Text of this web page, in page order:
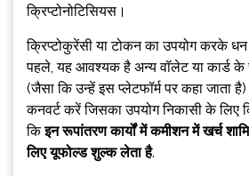
क्रिप्टोनोटिसियस।
क्रिप्टोकुरेंसी या टोकन का उपयोग करके
पहले, यह आवश्यक है अन्य वॉलेट या कार्ड
(जैसा कि उन्हें इस प्लेटफॉर्म पर कहा जाता
कनवर्ट करें जिसका उपयोग निकासी के लिए
किइन रूपांतरण कार्यों में कमीशन में खर्च
लिए यूफोल्ड शुल्क लेता है.